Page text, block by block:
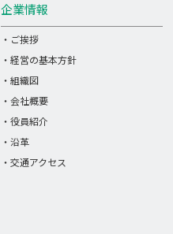
企業情報
・ご挨拶
・経営の基本方針
・組織図
・会社概要
・役員紹介
・沿革
・交通アクセス